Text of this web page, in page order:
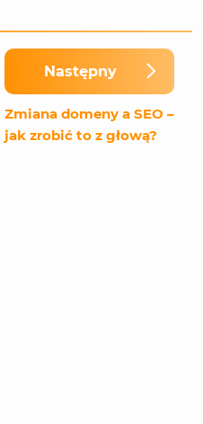
Następny
Zmiana domeny a SEO –
jak zrobić to z głową?